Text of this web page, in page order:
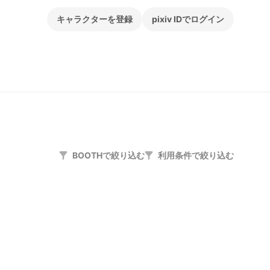
キャラクターを登録 pixiv IDでログイン
BOOTHで絞り込む 利用条件で絞り込む